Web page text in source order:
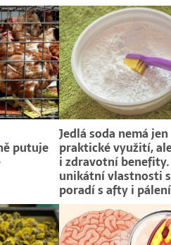
putuje
Jedlá soda nemá jen
praktické využití,
i zdravotní
unikátní vlastnosti
poradí s afty i